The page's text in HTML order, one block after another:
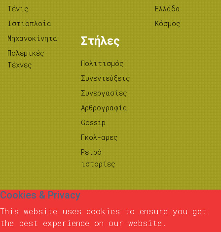
Τένις
Ιστιοπλοΐα
Μηχανοκίνητα
Πολεμικές
Τέχνες
Ελλάδα
Κόσμος
Στήλες
Πολιτισμός
Συνεντεύξεις
Συνεργασίες
Αρθρογραφία
Gossip
Γκολ-αρες
Ρετρό
ιστορίες
Cookies & Privacy
This website uses cookies to ensure you get
the best experience on our website.